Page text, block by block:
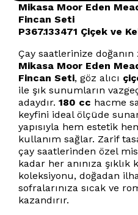
Mikasa Moor Eden
Fincan Seti
P367.133471 Çiçek ve
Çay saatlerinize doğanın
Mikasa Moor Eden
Fincan Seti, göz alıcı
ile şık sunumların
adaydır. 180 cc hacme
keyfini ideal ölçüde
yapısıyla hem estetik
kullanım sağlar. Zarif
çay saatlerinden özel
kadar her anınıza şıklık
koleksiyonu, doğadan
sofralarınıza sıcak ve
kazandırır.